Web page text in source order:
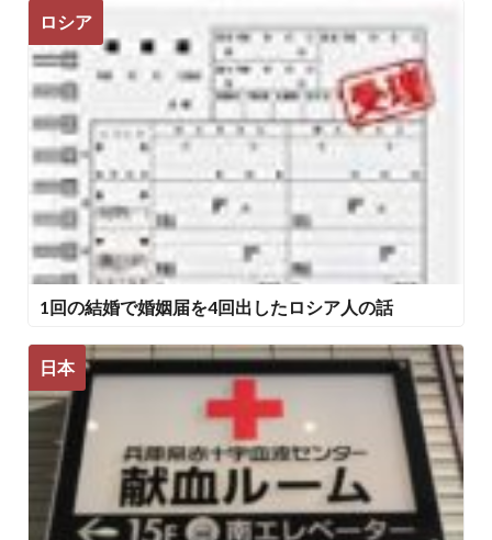
ロシア
1回の結婚で婚姻届を4回出したロシア人の話
日本